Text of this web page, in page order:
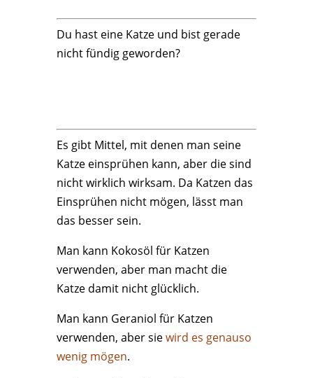
Du hast eine Katze und bist gerade
nicht fündig geworden?
Es gibt Mittel, mit denen man seine
Katze einsprühen kann, aber die sind
nicht wirklich wirksam. Da Katzen das
Einsprühen nicht mögen, lässt man
das besser sein.
Man kann Kokosöl für Katzen
verwenden, aber man macht die
Katze damit nicht glücklich.
Man kann Geraniol für Katzen
verwenden, aber siewird es genauso
wenig mögen.